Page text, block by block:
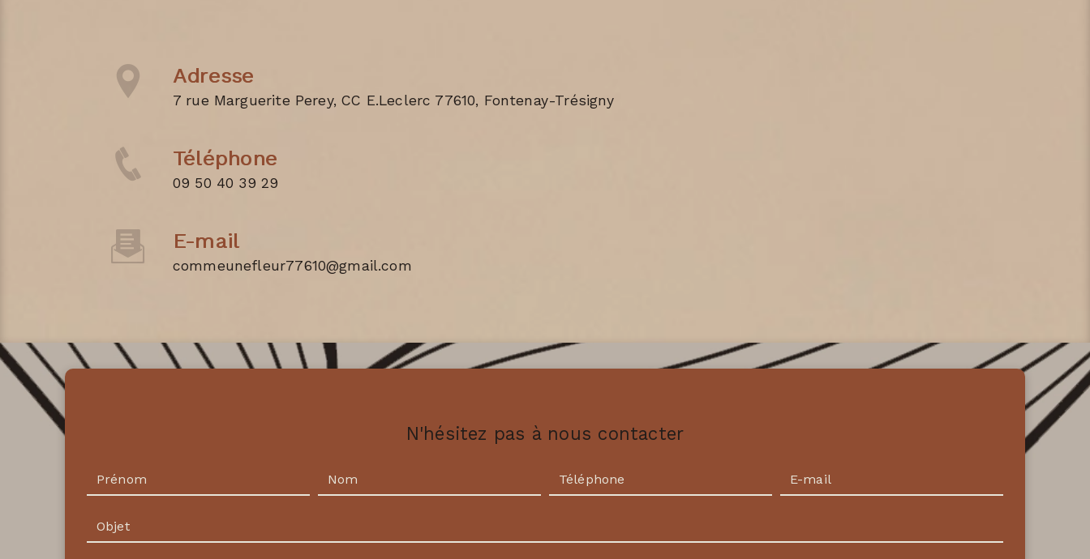
Adresse
7 rue Marguerite Perey, CC E.Leclerc 77610, Fontenay-Trésigny
Téléphone
09 50 40 39 29
E-mail
commeunefleur77610@gmail.com
N'hésitez pas à nous contacter